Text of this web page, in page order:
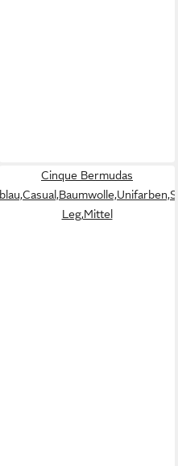
Cinque Bermudas
Leg,Mittel